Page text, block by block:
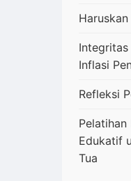
Inflasi
Refleksi
Pelatihan
Edukatif
Tua